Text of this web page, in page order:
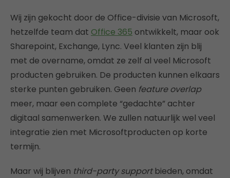
Wij zijn gekocht door de Office-divisie van Microsoft,
hetzelfde team dat Office 365 ontwikkelt, maar ook
Sharepoint, Exchange, Lync. Veel klanten zijn blij
met de overname, omdat ze zelf al veel Microsoft
producten gebruiken. De producten kunnen elkaars
sterke punten gebruiken. Geen feature overlap
meer, maar een complete “gedachte” achter
digitaal samenwerken. We zullen natuurlijk wel veel
integratie zien met Microsoftproducten op korte
termijn.
Maar wij blijven third-party supportbieden, omdat